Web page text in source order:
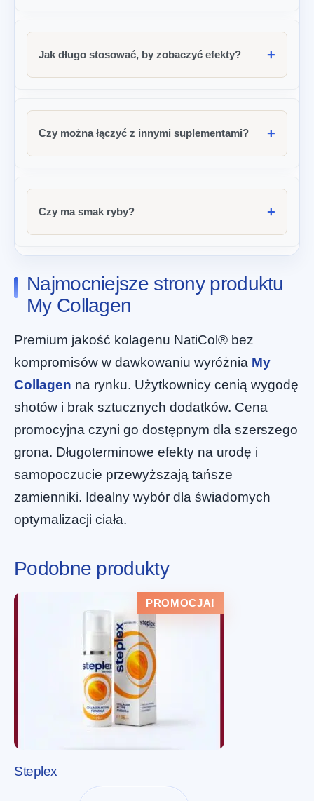
Jak długo stosować, by zobaczyć efekty?
Czy można łączyć z innymi suplementami?
Czy ma smak ryby?
Najmocniejsze strony produktu
My Collagen
Premium jakość kolagenu NatiCol® bez
kompromisów w dawkowaniu wyróżnia My
Collagen na rynku. Użytkownicy cenią wygodę
shotów i brak sztucznych dodatków. Cena
promocyjna czyni go dostępnym dla szerszego
grona. Długoterminowe efekty na urodę i
samopoczucie przewyższają tańsze
zamienniki. Idealny wybór dla świadomych
optymalizacji ciała.
Podobne produkty
PROMOCJA!
Steplex
Pierwotna